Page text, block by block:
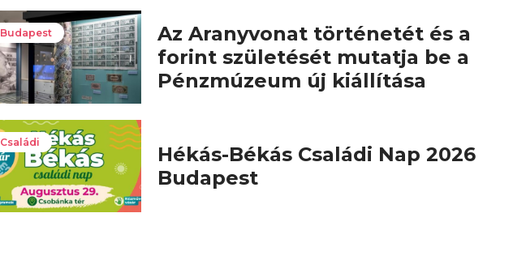
Budapest
Az Aranyvonat történetét és a
forint születését mutatja be a
Pénzmúzeum új kiállítása
Családi
Hékás-Békás Családi Nap 2026
Budapest